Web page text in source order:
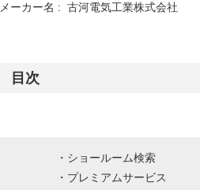
メーカー名 : 古河電気工業株式会社
目次
ショールーム検索
プレミアムサービス